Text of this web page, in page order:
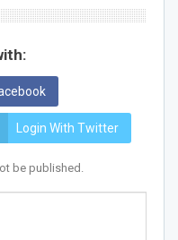
Login With Twitter
be published.